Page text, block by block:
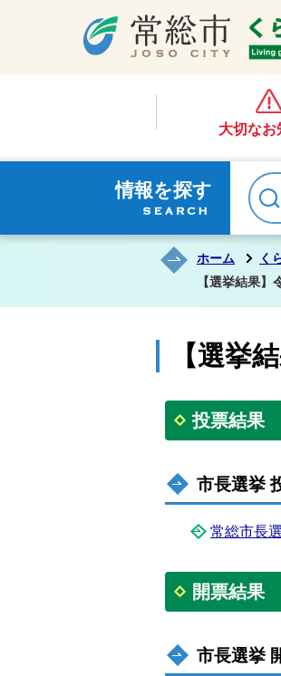
大切なお
情報を探す
ホーム く
【選挙結果
【選挙
投票結果
市長選挙
常総市長
開票結果
市長選挙